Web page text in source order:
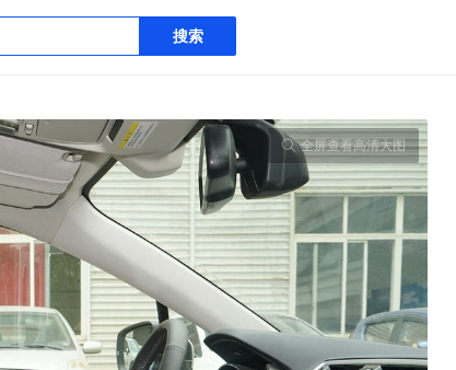
搜索
全屏查看高清大图